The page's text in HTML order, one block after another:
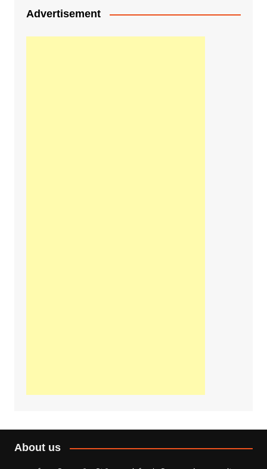
Advertisement
About us